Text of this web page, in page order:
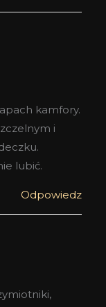
kamfory.
i
lubić.
Odpowiedz